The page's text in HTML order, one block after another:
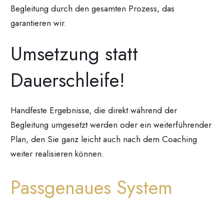
Begleitung durch den gesamten Prozess, das
garantieren wir.
Umsetzung statt
Dauerschleife!
Handfeste Ergebnisse, die direkt während der
Begleitung umgesetzt werden oder ein weiterführender
Plan, den Sie ganz leicht auch nach dem Coaching
weiter realisieren können.
Passgenaues System